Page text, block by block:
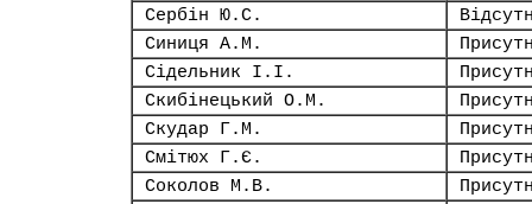
Сербін Ю.С.
Синиця А.М.
Сідельник І.І.
Скибінецький О.М.
Скудар Г.М.
Смітюх Г.Є.
Соколов М.В.